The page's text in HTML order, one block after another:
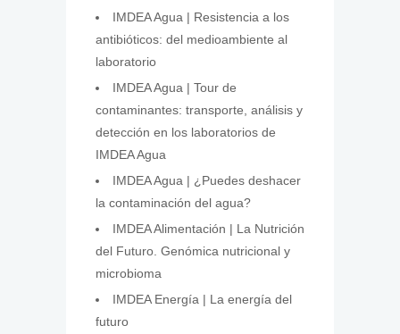
IMDEA Agua | Resistencia a los
antibióticos: del medioambiente al
laboratorio
IMDEA Agua | Tour de
contaminantes: transporte, análisis y
detección en los laboratorios de
IMDEA Agua
IMDEA Agua | ¿Puedes deshacer
la contaminación del agua?
IMDEA Alimentación | La Nutrición
del Futuro. Genómica nutricional y
microbioma
IMDEA Energía | La energía del
futuro